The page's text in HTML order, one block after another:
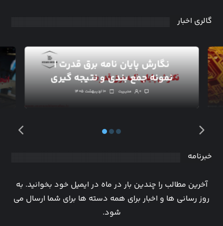
گالری اخبار
نگارش پایان نامه برق قدرت |
نمونه جمع بندی و نتیجه گیری
۱۰ اردیبهشت ۱۴۰۵ مدیریت ۰
خبرنامه
آخرین مطالب را چندین بار در ماه در ایمیل خود بخوانید. به
روز رسانی ها و اخبار برای همه دسته ها برای شما ارسال می
شود.